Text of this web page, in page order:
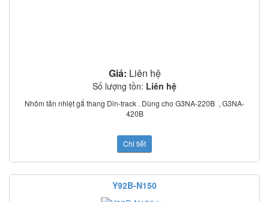
Giá: Liên hệ
Số lượng tồn: Liên hệ
Nhôm tản nhiệt gắ thang Din-track . Dùng cho G3NA-220B , G3NA-
420B
Chi tiết
Y92B-N150